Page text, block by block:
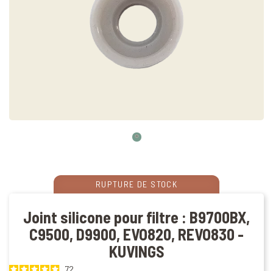
RUPTURE DE STOCK
Joint silicone pour filtre : B9700BX,
C9500, D9900, EVO820, REVO830 -
KUVINGS